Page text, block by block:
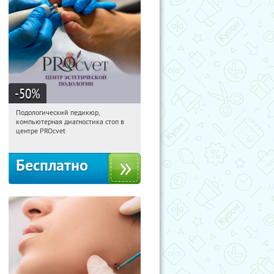
-50%
07:21:46 Получили:
Кропоткинская
Подологический педикюр,
компьютерная диагностика стоп в
центре PROcvet
Бесплатно